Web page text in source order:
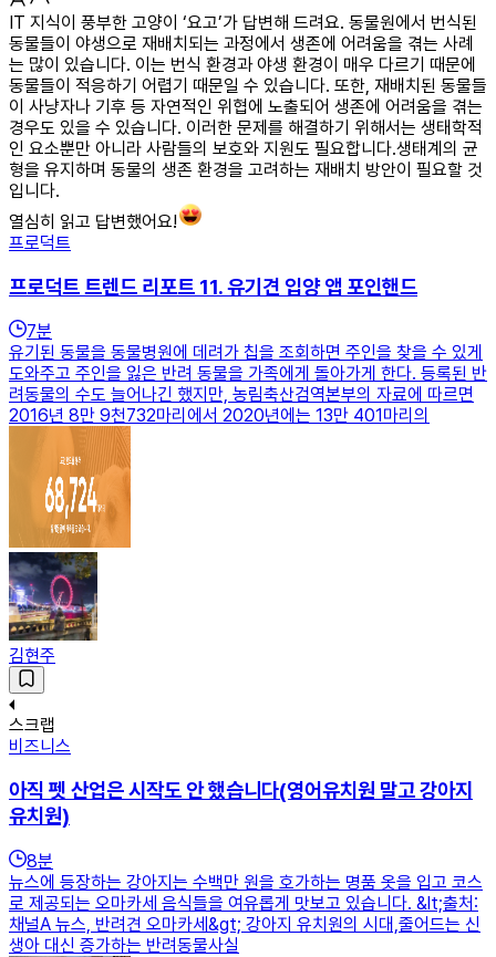
IT 지식이 풍부한 고양이 ‘요고’가 답변해 드려요. 동물원에서 번식된
동물들이 야생으로 재배치되는 과정에서 생존에 어려움을 겪는 사례
는 많이 있습니다. 이는 번식 환경과 야생 환경이 매우 다르기 때문에
동물들이 적응하기 어렵기 때문일 수 있습니다. 또한, 재배치된 동물들
이 사냥자나 기후 등 자연적인 위협에 노출되어 생존에 어려움을 겪는
경우도 있을 수 있습니다. 이러한 문제를 해결하기 위해서는 생태학적
인 요소뿐만 아니라 사람들의 보호와 지원도 필요합니다.생태계의 균
형을 유지하며 동물의 생존 환경을 고려하는 재배치 방안이 필요할 것
입니다.
열심히 읽고 답변했어요!
프로덕트
프로덕트 트렌드 리포트 11. 유기견 입양 앱 포인핸드
7분
유기된 동물을 동물병원에 데려가 칩을 조회하면 주인을 찾을 수 있게
도와주고 주인을 잃은 반려 동물을 가족에게 돌아가게 한다. 등록된 반
려동물의 수도 늘어나긴 했지만, 농림축산검역본부의 자료에 따르면
2016년 8만 9천732마리에서 2020년에는 13만 401마리의
김현주
스크랩
비즈니스
아직 펫 산업은 시작도 안 했습니다(영어유치원 말고 강아지
유치원)
8분
뉴스에 등장하는 강아지는 수백만 원을 호가하는 명품 옷을 입고 코스
로 제공되는 오마카세 음식들을 여유롭게 맛보고 있습니다. &lt;출처:
채널A 뉴스, 반려견 오마카세&gt; 강아지 유치원의 시대,줄어드는 신
생아 대신 증가하는 반려동물사실